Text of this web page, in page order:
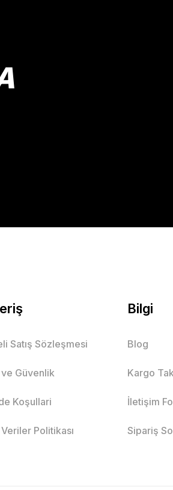
Satış Sözleşmesi
Güvenlik
Koşullari
Politikası
Bilgi
Blog
Kargo
İletişim
Sipariş